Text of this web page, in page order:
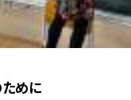
ために